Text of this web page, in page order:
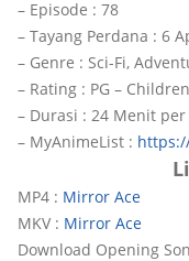
– Episode : 78
– Tayang Perdana : 6
– Genre : Sci-Fi,
– Rating : PG – Children
– Durasi : 24 Menit per
– MyAnimeList :
MP4 : Mirror Ace
MKV : Mirror Ace
Download Opening